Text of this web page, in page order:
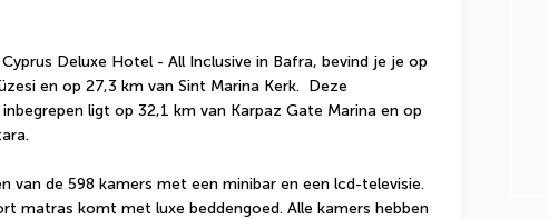
Deluxe Hotel - All Inclusive in Bafra, bevind je je op
en op 27,3 km van Sint Marina Kerk.  Deze
ligt op 32,1 km van Karpaz Gate Marina en op
van de 598 kamers met een minibar en een lcd-televisie.
matras komt met luxe beddengoed. Alle kamers hebben